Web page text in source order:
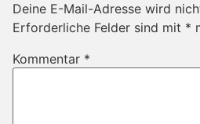
Deine E-Mail-Adresse wird
Erforderliche Felder sind mit *
Kommentar *